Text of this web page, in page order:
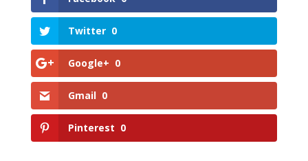
Twitter 0
Google+ 0
Gmail 0
Pinterest 0